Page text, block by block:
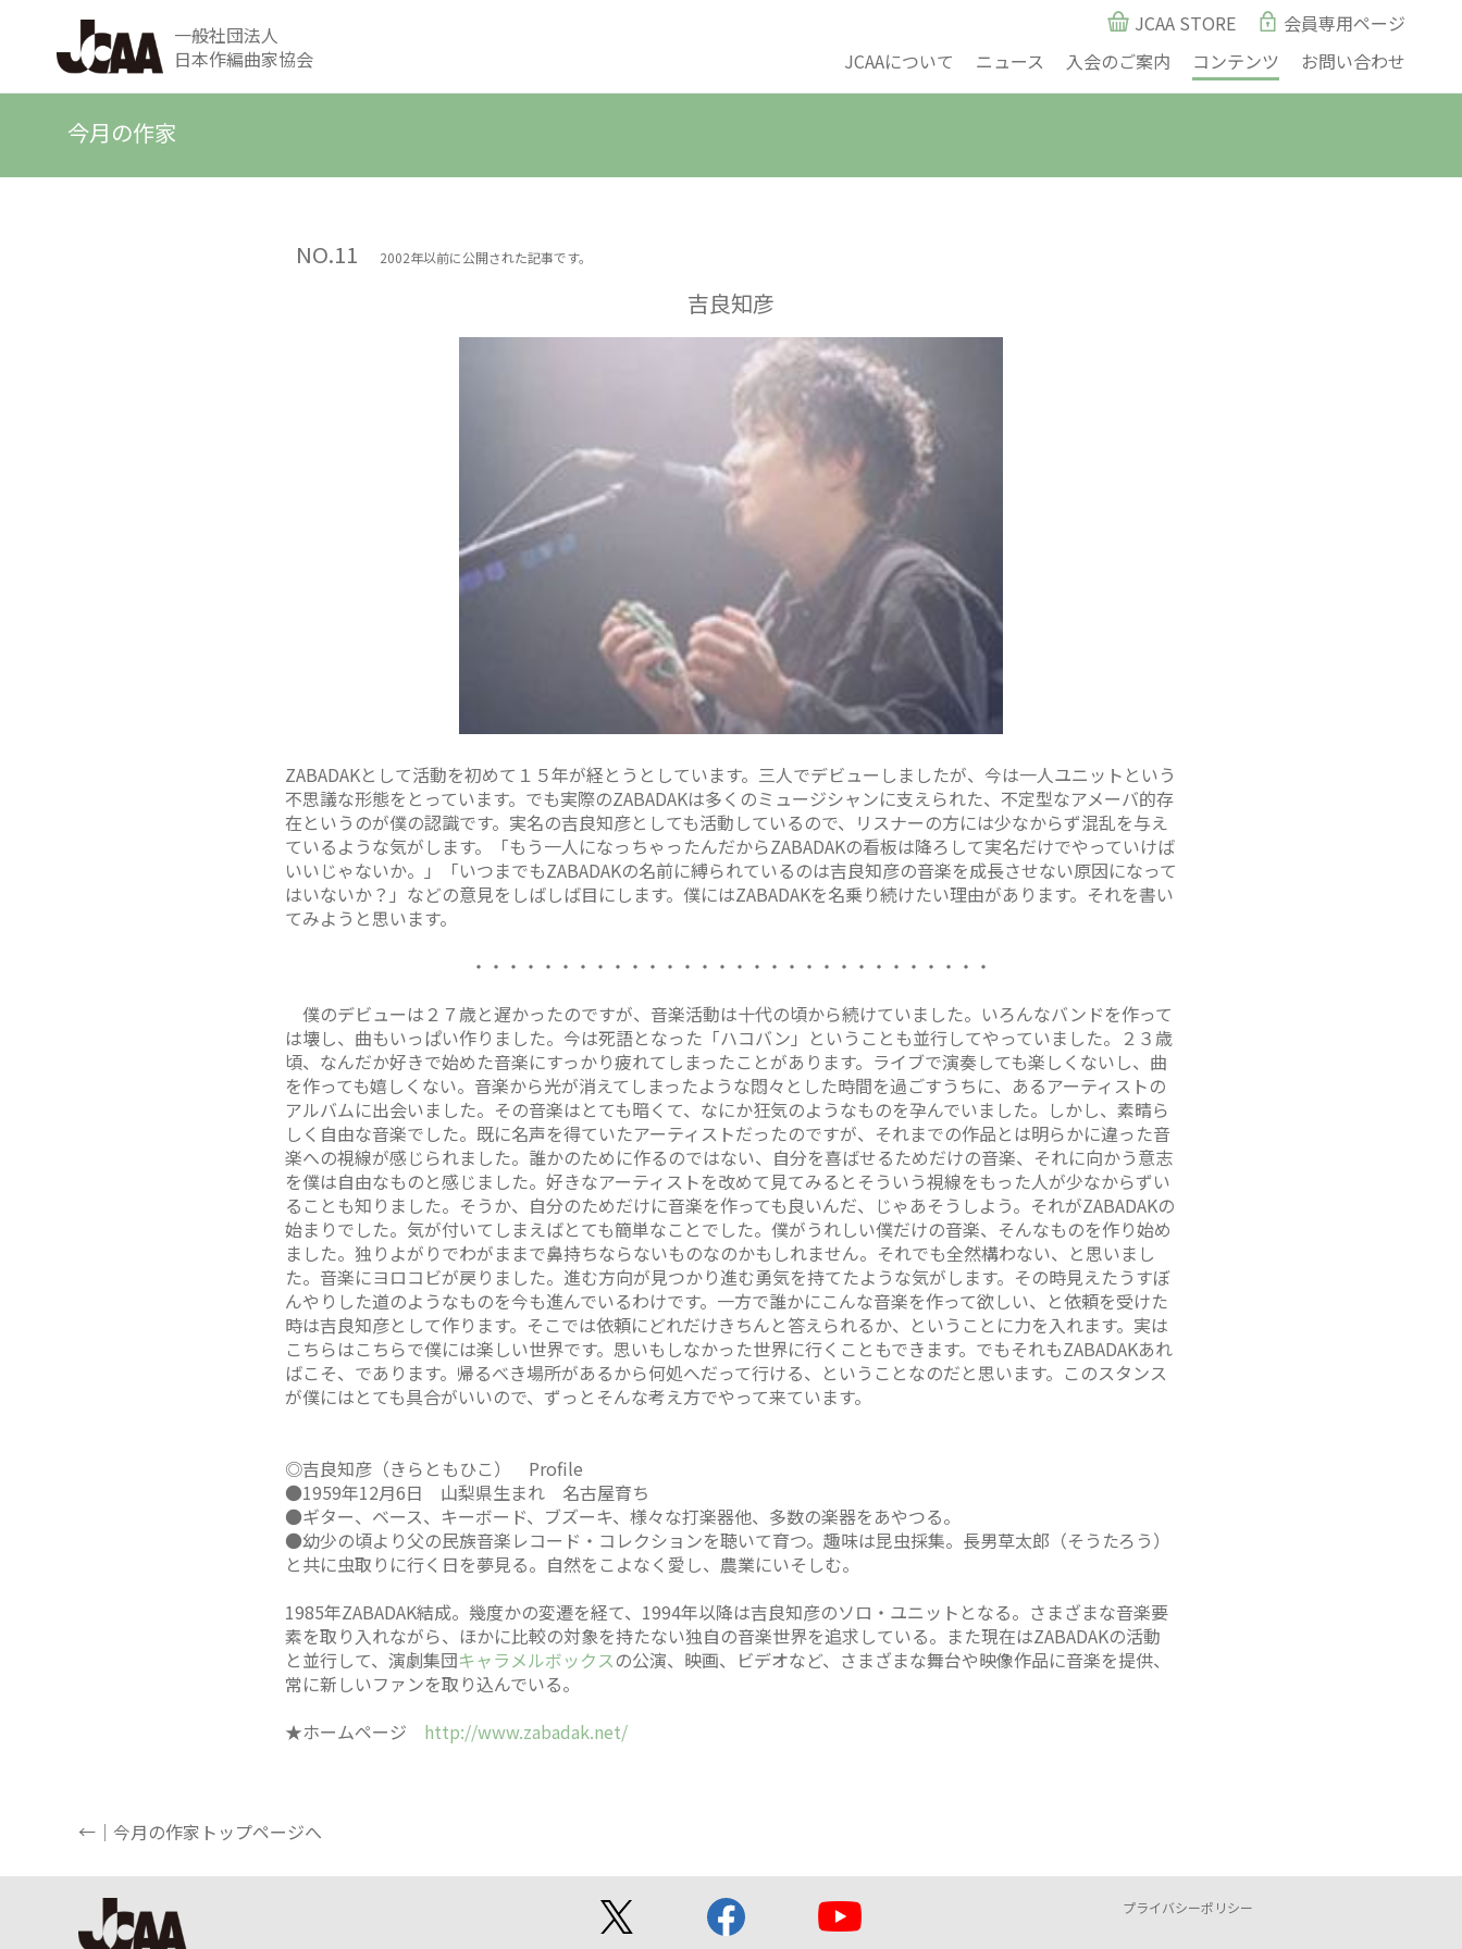
一般社団法人
日本作編曲家協会
JCAAについて ニュース 入会のご案内 コンテンツ お問い合わせ
JCAA STORE 会員専用ページ
今月の作家
NO.11 2002年以前に公開された記事です。
吉良知彦
ZABADAKとして活動を初めて１５年が経とうとしています。三人でデビューしましたが、今は一人ユニットという
不思議な形態をとっています。でも実際のZABADAKは多くのミュージシャンに支えられた、不定型なアメーバ的存
在というのが僕の認識です。実名の吉良知彦としても活動しているので、リスナーの方には少なからず混乱を与え
ているような気がします。「もう一人になっちゃったんだからZABADAKの看板は降ろして実名だけでやっていけば
いいじゃないか。」「いつまでもZABADAKの名前に縛られているのは吉良知彦の音楽を成長させない原因になって
はいないか？」などの意見をしばしば目にします。僕にはZABADAKを名乗り続けたい理由があります。それを書い
てみようと思います。
・・・・・・・・・・・・・・・・・・・・・・・・・・・・・・
僕のデビューは２７歳と遅かったのですが、音楽活動は十代の頃から続けていました。いろんなバンドを作って
は壊し、曲もいっぱい作りました。今は死語となった「ハコバン」ということも並行してやっていました。２３歳
頃、なんだか好きで始めた音楽にすっかり疲れてしまったことがあります。ライブで演奏しても楽しくないし、曲
を作っても嬉しくない。音楽から光が消えてしまったような悶々とした時間を過ごすうちに、あるアーティストの
アルバムに出会いました。その音楽はとても暗くて、なにか狂気のようなものを孕んでいました。しかし、素晴ら
しく自由な音楽でした。既に名声を得ていたアーティストだったのですが、それまでの作品とは明らかに違った音
楽への視線が感じられました。誰かのために作るのではない、自分を喜ばせるためだけの音楽、それに向かう意志
を僕は自由なものと感じました。好きなアーティストを改めて見てみるとそういう視線をもった人が少なからずい
ることも知りました。そうか、自分のためだけに音楽を作っても良いんだ、じゃあそうしよう。それがZABADAKの
始まりでした。気が付いてしまえばとても簡単なことでした。僕がうれしい僕だけの音楽、そんなものを作り始め
ました。独りよがりでわがままで鼻持ちならないものなのかもしれません。それでも全然構わない、と思いまし
た。音楽にヨロコビが戻りました。進む方向が見つかり進む勇気を持てたような気がします。その時見えたうすぼ
んやりした道のようなものを今も進んでいるわけです。一方で誰かにこんな音楽を作って欲しい、と依頼を受けた
時は吉良知彦として作ります。そこでは依頼にどれだけきちんと答えられるか、ということに力を入れます。実は
こちらはこちらで僕には楽しい世界です。思いもしなかった世界に行くこともできます。でもそれもZABADAKあれ
ばこそ、であります。帰るべき場所があるから何処へだって行ける、ということなのだと思います。このスタンス
が僕にはとても具合がいいので、ずっとそんな考え方でやって来ています。
◎吉良知彦（きらともひこ） Profile
●1959年12月6日 山梨県生まれ 名古屋育ち
●ギター、ベース、キーボード、ブズーキ、様々な打楽器他、多数の楽器をあやつる。
●幼少の頃より父の民族音楽レコード・コレクションを聴いて育つ。趣味は昆虫採集。長男草太郎（そうたろう）
と共に虫取りに行く日を夢見る。自然をこよなく愛し、農業にいそしむ。
1985年ZABADAK結成。幾度かの変遷を経て、1994年以降は吉良知彦のソロ・ユニットとなる。さまざまな音楽要
素を取り入れながら、ほかに比較の対象を持たない独自の音楽世界を追求している。また現在はZABADAKの活動
と並行して、演劇集団キャラメルボックスの公演、映画、ビデオなど、さまざまな舞台や映像作品に音楽を提供、
常に新しいファンを取り込んでいる。
★ホームページ http://www.zabadak.net/
←｜今月の作家トップページへ
プライバシーポリシー